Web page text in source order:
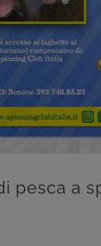
pesca a